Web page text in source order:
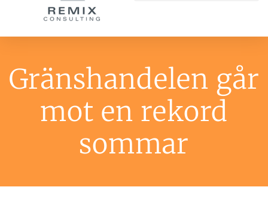
Gränshandelen går
mot en rekord
sommar